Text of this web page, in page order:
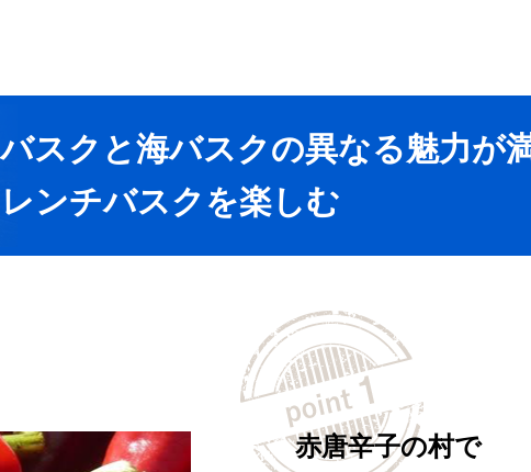
スクと海バスクの異なる魅力が
ンチバスクを楽しむ
赤唐辛子の村で